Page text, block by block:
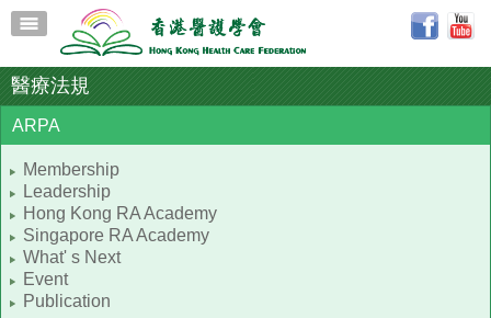
醫療法規
ARPA
Membership
Leadership
Hong Kong RA Academy
Singapore RA Academy
What' s Next
Event
Publication